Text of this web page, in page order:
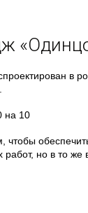
в
чтобы
но в то